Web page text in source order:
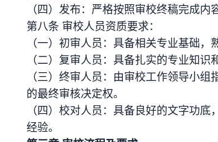
（四）发布：严格按照审校终稿完成
第八条 审校人员资质要求：
（一）初审人员：具备相关专业基础
（二）复审人员：具备扎实的专业知
（三）终审人员：由审校工作领导小
的最终审核决定权。
（四）校对人员：具备良好的文字功
经验。